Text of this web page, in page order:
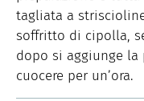
tagliata a
soffritto di cipolla,
dopo si aggiunge
cuocere per un’ora.